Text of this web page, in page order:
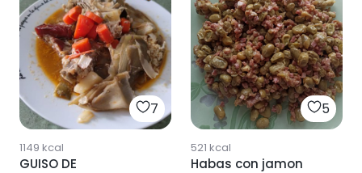
7
1149 kcal
GUISO DE
5
521 kcal
Habas con jamon